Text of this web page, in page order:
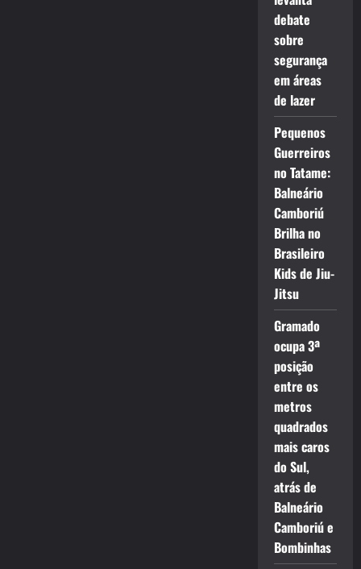
debate
sobre
segurança
em áreas
de lazer
Pequenos
Guerreiros
no Tatame:
Balneário
Camboriú
Brilha no
Brasileiro
Kids de Jiu-
Jitsu
Gramado
ocupa 3ª
posição
entre os
metros
quadrados
mais caros
do Sul,
atrás de
Balneário
Camboriú e
Bombinhas